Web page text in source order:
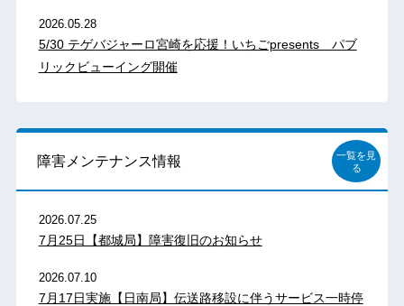
2026.05.28
5/30 テゲバジャーロ宮崎を応援！いちごpresents パブ
リックビューイング開催
障害メンテナンス情報
一覧を見
る
2026.07.25
7月25日【都城局】障害復旧のお知らせ
2026.07.10
7月17日実施【日南局】伝送路移設に伴うサービス一時停